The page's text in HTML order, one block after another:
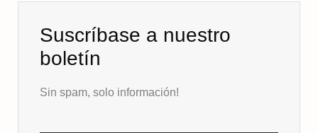
Suscríbase a nuestro
boletín
Sin spam, solo información!